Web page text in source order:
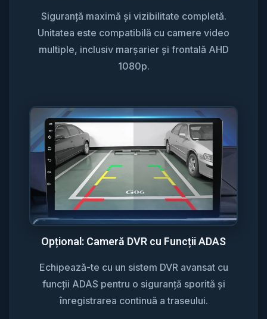
Siguranță maximă și vizibilitate completă.
Unitatea este compatibilă cu camere video
multiple, inclusiv marșarier și frontală AHD
1080p.
Opțional: Cameră DVR cu Funcții ADAS
Echipează-te cu un sistem DVR avansat cu
funcții ADAS pentru o siguranță sporită și
înregistrarea continuă a traseului.